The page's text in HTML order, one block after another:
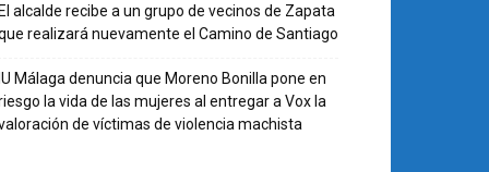
alcalde recibe a un grupo de vecinos de Zapata
realizará nuevamente el Camino de Santiago
Málaga denuncia que Moreno Bonilla pone en
la vida de las mujeres al entregar a Vox la
de víctimas de violencia machista